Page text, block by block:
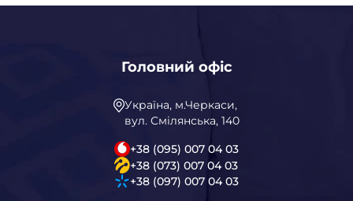
Головний офіс
Україна, м.Черкаси,
вул. Смілянська, 140
+38 (095) 007 04 03
+38 (073) 007 04 03
+38 (097) 007 04 03